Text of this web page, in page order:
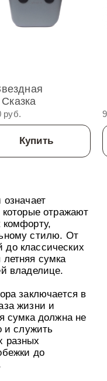
Сказка
руб.
Купить
которые отражают
стилю. От
классических
сумка
владелице.
заключается в
жизни и
сумка должна не
и служить
разных
до